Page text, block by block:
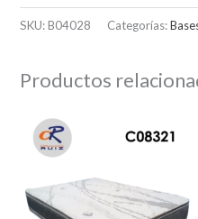
SKU:B04028 Categorías:
Productos